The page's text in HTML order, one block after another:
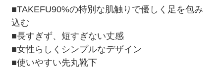
■TAKEFU90%の特別な肌触りで優しく足を包み
込む
■長すぎず、短すぎない丈感
■女性らしくシンプルなデザイン
■使いやすい先丸靴下